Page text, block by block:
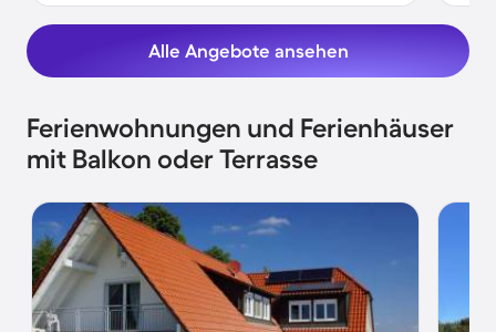
Alle Angebote ansehen
Ferienwohnungen und Ferienhäuser
mit Balkon oder Terrasse